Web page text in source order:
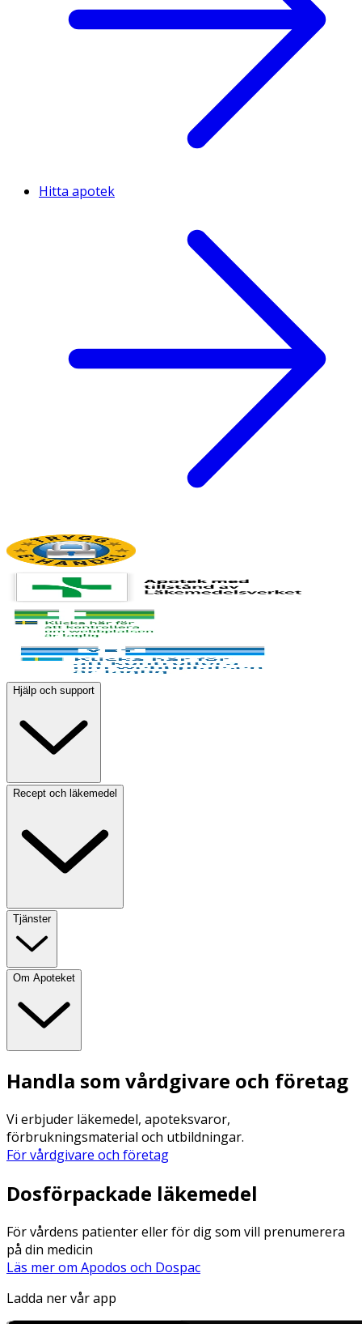
Hitta apotek
Hjälp och support
Recept och läkemedel
Tjänster
Om Apoteket
Handla som vårdgivare och företag
Vi erbjuder läkemedel, apoteksvaror,
förbrukningsmaterial och utbildningar.
För vårdgivare och företag
Dosförpackade läkemedel
För vårdens patienter eller för dig som vill prenumerera
på din medicin
Läs mer om Apodos och Dospac
Ladda ner vår app